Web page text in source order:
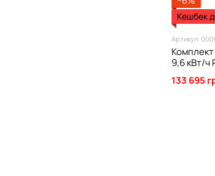
Кешбек
Артикул:
9,6 кВт/ч
133 695